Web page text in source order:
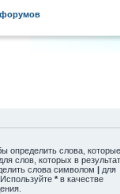
определить слова, которые
для слов, которых в
слова символом | для
* в качестве